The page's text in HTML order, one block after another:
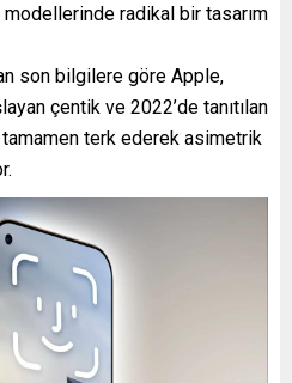
radikal bir tasarım
son bilgilere göre Apple,
çentik ve 2022’de tanıtılan
terk ederek asimetrik